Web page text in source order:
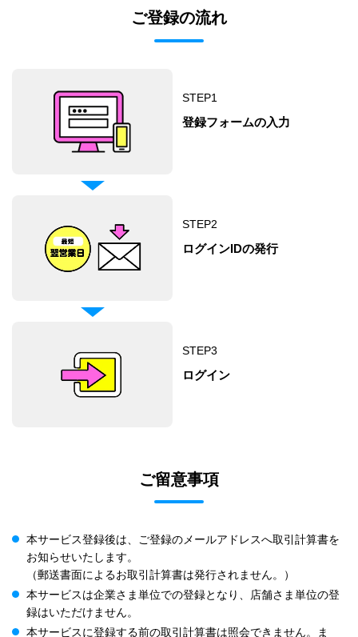
ご登録の流れ
STEP1
登録フォームの入力
STEP2
ログインIDの発行
STEP3
ログイン
ご留意事項
本サービス登録後は、ご登録のメールアドレスへ取引計算書を
お知らせいたします。
（郵送書面によるお取引計算書は発行されません。）
本サービスは企業さま単位での登録となり、店舗さま単位の登
録はいただけません。
本サービスに登録する前の取引計算書は照会できません。ま